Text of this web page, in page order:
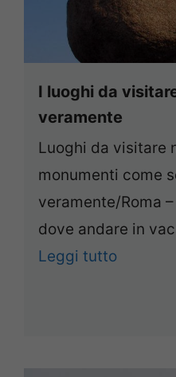
I luoghi da
veramente
Luoghi da visitare
monumenti come
veramente/Roma
dove andare in
Leggi tutto